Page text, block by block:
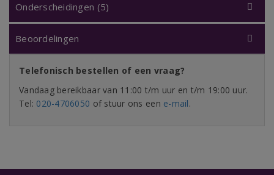
Onderscheidingen (5)
Beoordelingen
Telefonisch bestellen of een vraag?
Vandaag bereikbaar van 11:00 t/m uur en t/m 19:00 uur.
Tel: 020-4706050 of stuur ons een e-mail.